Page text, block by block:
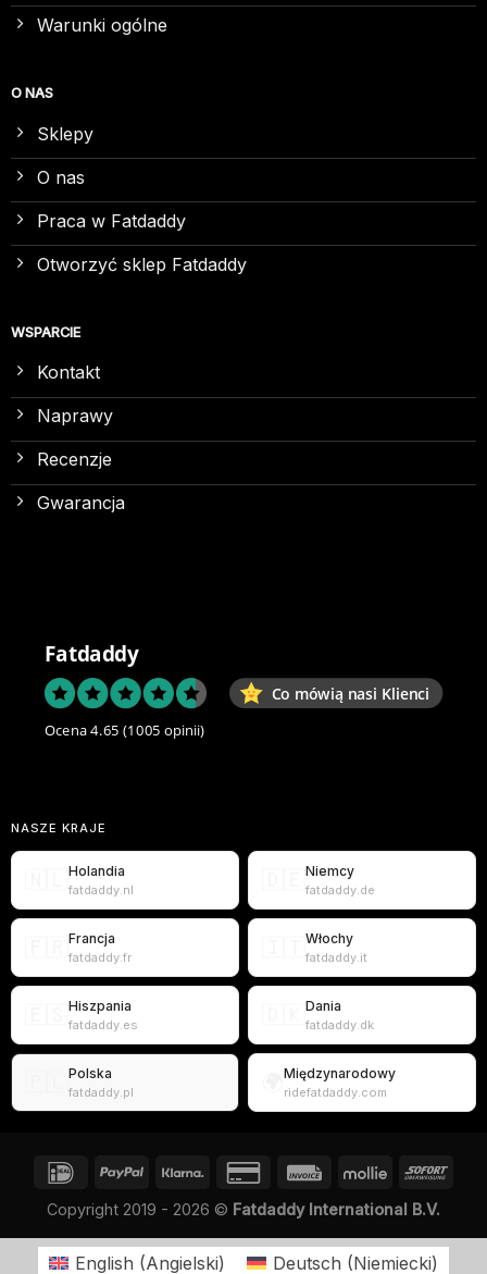
Warunki ogólne
O NAS
Sklepy
O nas
Praca w Fatdaddy
Otworzyć sklep Fatdaddy
WSPARCIE
Kontakt
Naprawy
Recenzje
Gwarancja
Fatdaddy
Co mówią nasi Klienci
Ocena 4.65 (1005 opinii)
NASZE KRAJE
Holandia
fatdaddy.nl
Niemcy
fatdaddy.de
Francja
fatdaddy.fr
Włochy
fatdaddy.it
Hiszpania
fatdaddy.es
Dania
fatdaddy.dk
Polska
fatdaddy.pl
Międzynarodowy
ridefatdaddy.com
Copyright 2019 - 2026 © Fatdaddy International B.V.
English (Angielski) Deutsch (Niemiecki)